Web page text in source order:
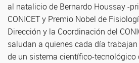
al natalicio de Bernardo Houssay -
CONICET y Premio Nobel de
Dirección y la Coordinación del
saludan a quienes cada día
de un sistema científico-tecnológico